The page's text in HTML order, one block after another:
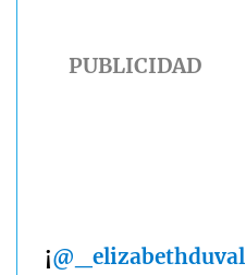
¡@_elizabethduval